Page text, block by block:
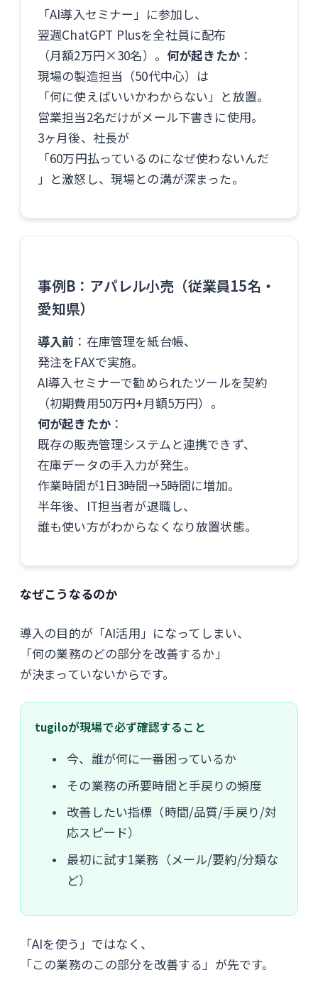
「AI導入セミナー」に参加し、
翌週ChatGPT Plusを全社員に配布
（月額2万円×30名）。 何が起きたか：
現場の製造担当（50代中心）は
「何に使えばいいかわからない」と放置。
営業担当2名だけがメール下書きに使用。
3ヶ月後、社長が
「60万円払っているのになぜ使わないんだ
」と激怒し、現場との溝が深まった。
事例B：アパレル小売（従業員15名・
愛知県）
導入前 ：在庫管理を紙台帳、
発注をFAXで実施。
AI導入セミナーで勧められたツールを契約
（初期費用50万円+月額5万円）。
何が起きたか：
既存の販売管理システムと連携できず、
在庫データの手入力が発生。
作業時間が1日3時間→5時間に増加。
半年後、IT担当者が退職し、
誰も使い方がわからなくなり放置状態。
なぜこうなるのか
導入の目的が「AI活用」になってしまい、
「何の業務のどの部分を改善するか」
が決まっていないからです。
tugiloが現場で必ず確認すること
今、誰が何に一番困っているか
その業務の所要時間と手戻りの頻度
改善したい指標（時間/品質/手戻り/対
応スピード）
最初に試す1業務（メール/要約/分類な
ど）
「AIを使う」ではなく、
「この業務のこの部分を改善する」が先です。